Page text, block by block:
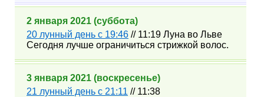
2 января 2021 (суббота)
20 лунный день с 19:46 // 11:19 Луна во Льве
Сегодня лучше ограничиться стрижкой волос.
3 января 2021 (воскресенье)
21 лунный день с 21:11 // 11:38